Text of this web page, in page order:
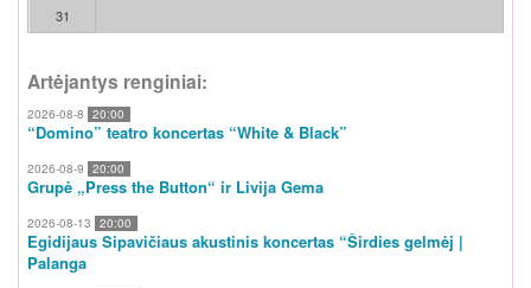
31
Artėjantys renginiai:
2026-08-8 20:00
“Domino” teatro koncertas “White & Black”
2026-08-9 20:00
Grupė „Press the Button“ ir Livija Gema
2026-08-13 20:00
Egidijaus Sipavičiaus akustinis koncertas “Širdies gelmėj |
Palanga